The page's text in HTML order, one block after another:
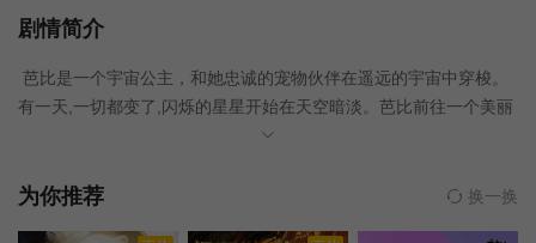
剧情简介
芭比是一个宇宙公主，和她忠诚的宠物伙伴在遥远的宇宙中穿梭。
有一天,一切都变了,闪烁的星星开始在天空暗淡。芭比前往一个美丽
的新行星，加入一个特殊的救援队，肩负拯救星球的使命。曾经在
很快发现，如果顺从本心，以及在朋友们的帮助下，可能领导整个
为你推荐 换一换